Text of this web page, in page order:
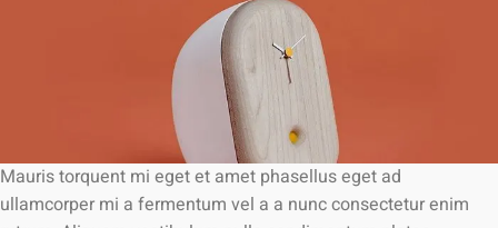
Mauris torquent mi eget et amet phasellus eget ad
ullamcorper mi a fermentum vel a a nunc consectetur enim